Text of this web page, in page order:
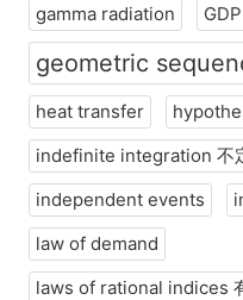
gamma radiation GDP
geometric
heat transfer
indefinite integration 不
independent events
law of demand
laws of rational indices